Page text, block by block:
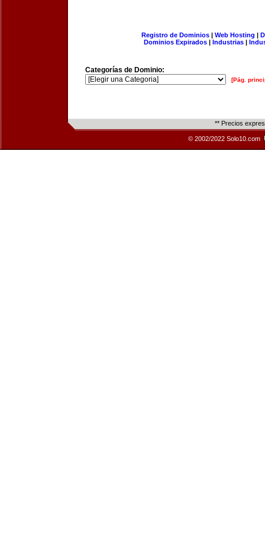
Registro de Dominios| Web Hosting |
Dominios Expirados | Industrias |
Categorías de Dominio:
[Pág.
** Precios
© 2002/2022 Solo10.com